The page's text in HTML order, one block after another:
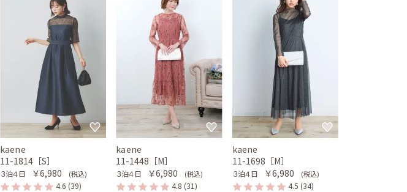
kaene
11-1814［S］
３泊４日 ￥6,980 (税込)
4.6 (39)
kaene
11-1448［M］
３泊４日 ￥6,980 (税込)
4.8 (31)
kaene
11-1698［M］
３泊４日 ￥6,980 (税込)
4.5 (34)